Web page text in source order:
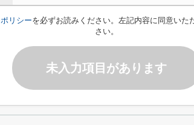
リシーを必ずお読みください。左記内容に同意いた
さい。
未入力項目があります